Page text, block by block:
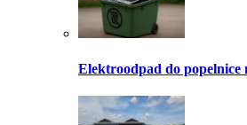
Elektroodpad do popelnice